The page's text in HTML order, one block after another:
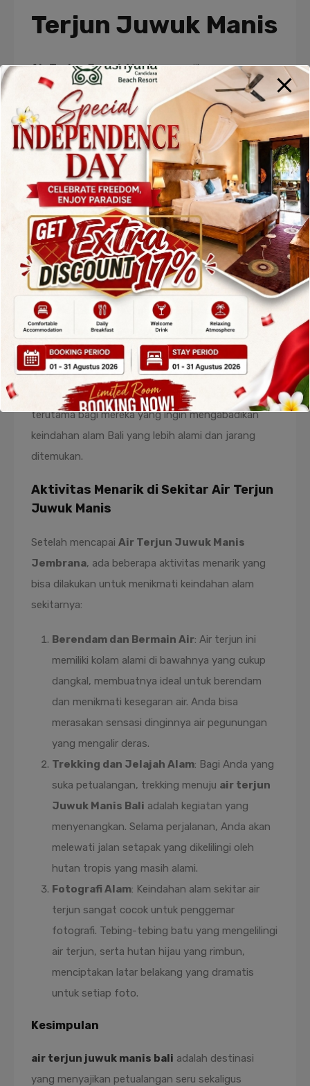
Terjun Juwuk Manis
Air Terjun Juwuk Manismenyajikan
pemandangan yang menakjubkan. Dengan
ketinggian sekitar 20 meter, air terjun ini jatuh deras
dari tebing berbatu, menciptakan kabut air yang
menyegarkan. Dikelilingi oleh pepohonan hijau yang
lebat, suasana di sekitar air terjun sangat tenang
dan alami. Air yang jernih dan segar juga membuat
tempat ini ideal untuk berendam atau bermain air,
sambil menikmati kesejukan alam Bali Barat.
Selain itu,air terjun Juwuk Manis Balimemiliki
keunikan tersendiri karena bentuknya yang sedikit
berbeda dari air terjun pada umumnya. Air terjun ini
mengalir melalui celah-celah batu besar,
menciptakan tampilan yang sangat artistik dan
mempesona. Pemandangan ini menjadikannya
tempat yang sangat cocok untuk fotografi,
terutama bagi mereka yang ingin mengabadikan
keindahan alam Bali yang lebih alami dan jarang
ditemukan.
Aktivitas Menarik di Sekitar Air Terjun
Juwuk Manis
Setelah mencapai Air Terjun Juwuk Manis
Jembrana, ada beberapa aktivitas menarik yang
bisa dilakukan untuk menikmati keindahan alam
sekitarnya:
Berendam dan Bermain Air: Air terjun ini
memiliki kolam alami di bawahnya yang cukup
dangkal, membuatnya ideal untuk berendam
dan menikmati kesegaran air. Anda bisa
merasakan sensasi dinginnya air pegunungan
yang mengalir deras.
Trekking dan Jelajah Alam: Bagi Anda yang
suka petualangan, trekking menuju air terjun
Juwuk Manis Bali adalah kegiatan yang
menyenangkan. Selama perjalanan, Anda akan
melewati jalan setapak yang dikelilingi oleh
hutan tropis yang masih alami.
Fotografi Alam: Keindahan alam sekitar air
terjun sangat cocok untuk penggemar
fotografi. Tebing-tebing batu yang mengelilingi
air terjun, serta hutan hijau yang rimbun,
menciptakan latar belakang yang dramatis
untuk setiap foto.
Kesimpulan
air terjun juwuk manis bali adalah destinasi
yang menyajikan petualangan seru sekaligus